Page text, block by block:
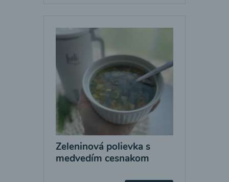
Zeleninová polievka s
medvedím cesnakom